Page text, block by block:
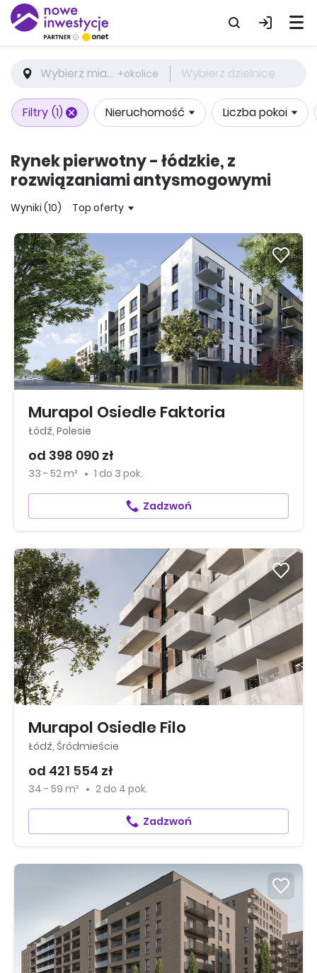
Wybierz miasto +okolice Wybierz dzielnicę
Filtry (1) Nieruchomość Liczba pokoi
Rynek pierwotny - łódzkie, z
rozwiązaniami antysmogowymi
Wyniki (10) Top oferty
Murapol Osiedle Faktoria
Łódź, Polesie
od 398 090 zł
33 - 52 m² 1 do 3 pok.
Zadzwoń
Murapol Osiedle Filo
Łódź, Śródmieście
od 421 554 zł
34 - 59 m² 2 do 4 pok.
Zadzwoń